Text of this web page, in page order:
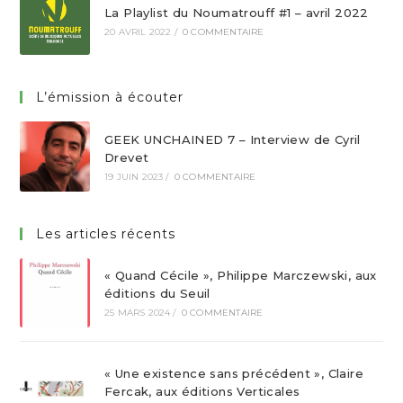
La Playlist du Noumatrouff #1 – avril 2022
20 AVRIL 2022 / 0 COMMENTAIRE
L’émission à écouter
GEEK UNCHAINED 7 – Interview de Cyril
Drevet
19 JUIN 2023 / 0 COMMENTAIRE
Les articles récents
« Quand Cécile », Philippe Marczewski, aux
éditions du Seuil
25 MARS 2024 / 0 COMMENTAIRE
« Une existence sans précédent », Claire
Fercak, aux éditions Verticales